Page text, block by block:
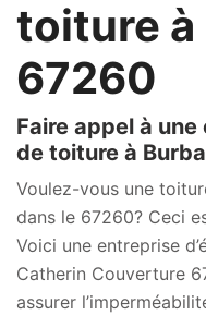
toiture à
67260
Faire appel à
de toiture à
Voulez-vous une
dans le 67260? Ceci
Voici une entreprise
Catherin Couverture
assurer